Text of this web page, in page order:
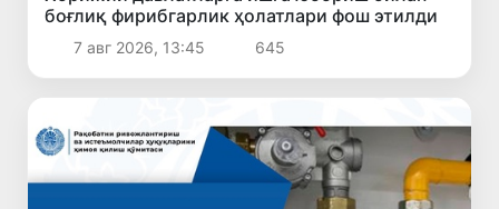
боғлиқ фирибгарлик ҳолатлари фош этилди
7 авг 2026, 13:45 645